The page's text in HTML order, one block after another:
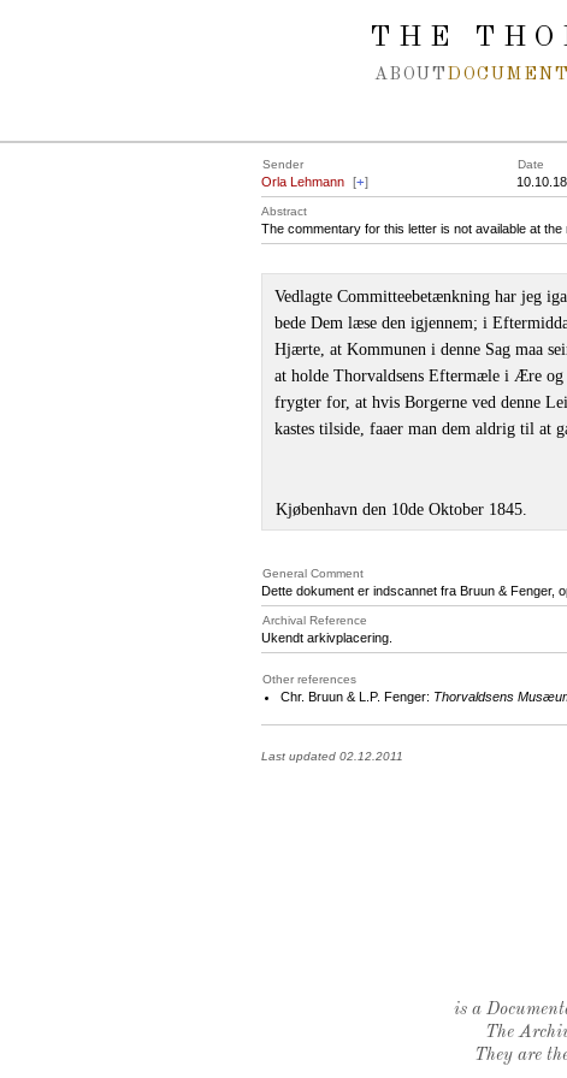
THE
ABOUT
Sender Date
Orla Lehmann [+]
Abstract
The commentary for this letter is not available at the
Vedlagte Committeebetænkning har jeg
bede Dem læse den igjennem; i
Hjærte, at Kommunen i denne Sag maa
at holde Thorvaldsens Eftermæle i Ære
frygter for, at hvis Borgerne ved denne
kastes tilside, faaer man dem aldrig til at
Kjøbenhavn den 10de Oktober 1845.
General Comment
Dette dokument er indscannet fra Bruun & Fenger,
Archival Reference
Ukendt arkivplacering.
Other references
Chr. Bruun & L.P. Fenger: Thorvaldsens
Last updated 02.12.2011
is a
The
They are